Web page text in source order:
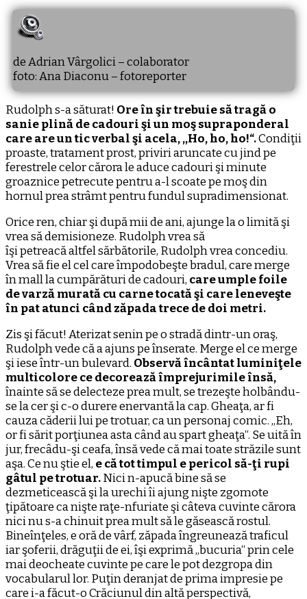
de Adrian Vârgolici – colaborator
foto: Ana Diaconu – fotoreporter
Rudolph s-a săturat! Ore în şir trebuie să tragă o
sanie plină de cadouri şi un moş supraponderal
care are un tic verbal şi acela, ,,Ho, ho, ho!“.Condiţii
proaste, tratament prost, priviri aruncate cu jind pe
ferestrele celor cărora le aduce cadouri şi minute
groaznice petrecute pentru a-l scoate pe moş din
hornul prea strâmt pentru fundul supradimensionat.
Orice ren, chiar şi după mii de ani, ajunge la o limită şi
vrea să demisioneze. Rudolph vrea să
îşi petreacă altfel sărbătorile, Rudolph vrea concediu.
Vrea să fie el cel care împodobeşte bradul, care merge
în mall la cumpărături de cadouri, care umple foile
de varză murată cu carne tocată şi care leneveşte
în pat atunci când zăpada trece de doi metri.
Zis şi făcut! Aterizat senin pe o stradă dintr-un oraş,
Rudolph vede că a ajuns pe înserate. Merge el ce merge
şi iese într-un bulevard. Observă încântat luminiţele
multicolore ce decorează împrejurimile însă,
înainte să se delecteze prea mult, se trezeşte holbându-
se la cer şi c-o durere enervantă la cap. Gheaţa, ar fi
cauza căderii lui pe trotuar, ca un personaj comic. ,,Eh,
or fi sărit porţiunea asta când au spart gheaţa“. Se uită în
jur, frecâdu-şi ceafa, însă vede că mai toate străzile sunt
aşa. Ce nu ştie el, e că tot timpul e pericol să-ţi rupi
gâtul pe trotuar.Nici n-apucă bine să se
dezmeticească şi la urechi îi ajung nişte zgomote
ţipătoare ca nişte raţe-nfuriate şi câteva cuvinte cărora
nici nu s-a chinuit prea mult să le găsească rostul.
Bineînţeles, e oră de vârf, zăpada îngreunează traficul
iar şoferii, drăguţii de ei, îşi exprimă ,,bucuria“ prin cele
mai deocheate cuvinte pe care le pot dezgropa din
vocabularul lor. Puţin deranjat de prima impresie pe
care i-a făcut-o Crăciunul din altă perspectivă,